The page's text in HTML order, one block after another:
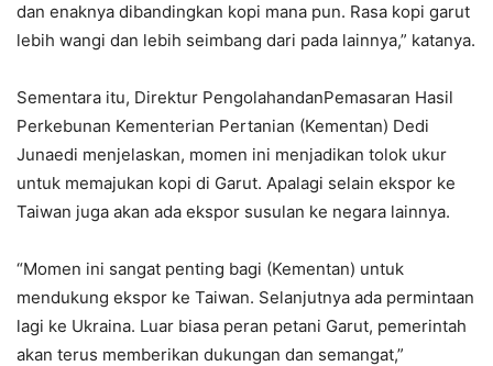
dan enaknya dibandingkan kopi mana pun. Rasa kopi garut
lebih wangi dan lebih seimbang dari pada lainnya,” katanya.
Sementara itu, Direktur PengolahandanPemasaran Hasil
Perkebunan Kementerian Pertanian (Kementan) Dedi
Junaedi menjelaskan, momen ini menjadikan tolok ukur
untuk memajukan kopi di Garut. Apalagi selain ekspor ke
Taiwan juga akan ada ekspor susulan ke negara lainnya.
“Momen ini sangat penting bagi (Kementan) untuk
mendukung ekspor ke Taiwan. Selanjutnya ada permintaan
lagi ke Ukraina. Luar biasa peran petani Garut, pemerintah
akan terus memberikan dukungan dan semangat,”